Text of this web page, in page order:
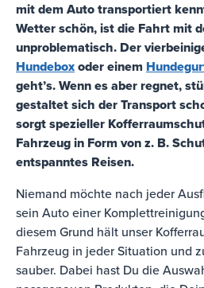
mit dem Auto transportiert
Wetter schön, ist die Fahrt mit
unproblematisch. Der
Hundebox oder einem
geht’s. Wenn es aber regnet,
gestaltet sich der Transport
sorgt spezieller
Fahrzeug in Form von z. B.
entspanntes Reisen.
Niemand möchte nach jeder
sein Auto einer
diesem Grund hält unser
Fahrzeug in jeder Situation und
sauber. Dabei hast Du die